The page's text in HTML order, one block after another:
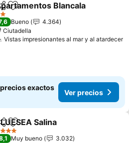
Agregar a favoritos
Blancala
Bueno
4.364
Ciutadella
Vistas impresionantes al mar y al atardecer
exactos
Ver precios
Agregar a favoritos
Salina
Muy bueno
3.032